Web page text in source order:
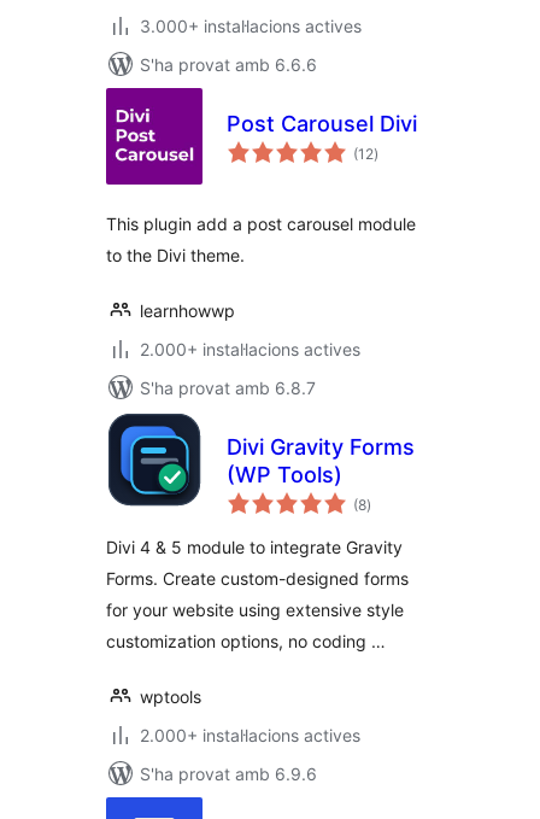
3.000+ instal·lacions actives
S'ha provat amb 6.6.6
Post Carousel Divi
(12puntuacions
totals
)
This plugin add a post carousel module
to the Divi theme.
learnhowwp
2.000+ instal·lacions actives
S'ha provat amb 6.8.7
Divi Gravity Forms
(WP Tools)
(8puntuacions
totals
)
Divi 4 & 5 module to integrate Gravity
Forms. Create custom-designed forms
for your website using extensive style
customization options, no coding …
wptools
2.000+ instal·lacions actives
S'ha provat amb 6.9.6